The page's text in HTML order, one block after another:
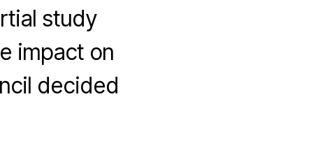
study
impact on
decided